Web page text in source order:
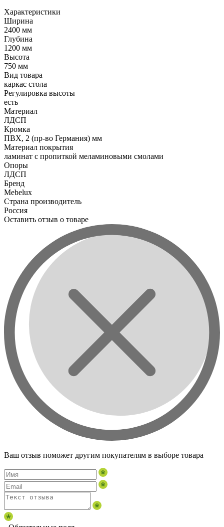
Характеристики
Ширина
2400 мм
Глубина
1200 мм
Высота
750 мм
Вид товара
каркас стола
Регулировка высоты
есть
Материал
ЛДСП
Кромка
ПВХ, 2 (пр-во Германия) мм
Материал покрытия
ламинат с пропиткой меламиновыми смолами
Опоры
ЛДСП
Бренд
Mebelux
Страна производитель
Россия
Оставить отзыв о товаре
Ваш отзыв поможет другим покупателям в выборе товара